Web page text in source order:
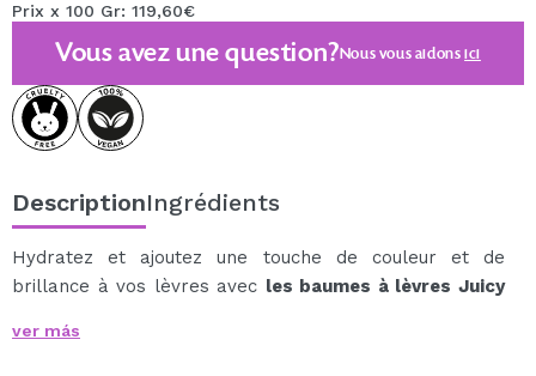
Prix x 100 Gr: 119,60€
Vous avez une question?Nous vous aidonsici
DescriptionIngrédients
Hydratez et ajoutez une touche de couleur et de
brillance à vos lèvres avec les baumes à lèvres Juicy
Ces baumes à lèvres ont un parfum fruité et sont
ver más